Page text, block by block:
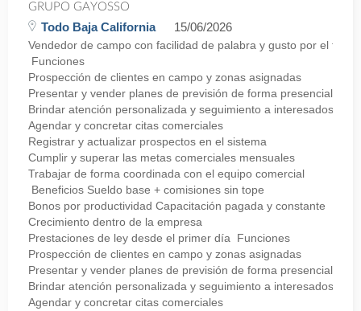
GRUPO GAYOSSO
Todo Baja California 15/06/2026
Vendedor de campo con facilidad de palabra y gusto por el
Funciones
Prospección de clientes en campo y zonas asignadas
Presentar y vender planes de previsión de forma presencial
Brindar atención personalizada y seguimiento a interesados
Agendar y concretar citas comerciales
Registrar y actualizar prospectos en el sistema
Cumplir y superar las metas comerciales mensuales
Trabajar de forma coordinada con el equipo comercial
Beneficios Sueldo base + comisiones sin tope
Bonos por productividad Capacitación pagada y constante
Crecimiento dentro de la empresa
Prestaciones de ley desde el primer día Funciones
Prospección de clientes en campo y zonas asignadas
Presentar y vender planes de previsión de forma presencial
Brindar atención personalizada y seguimiento a interesados
Agendar y concretar citas comerciales